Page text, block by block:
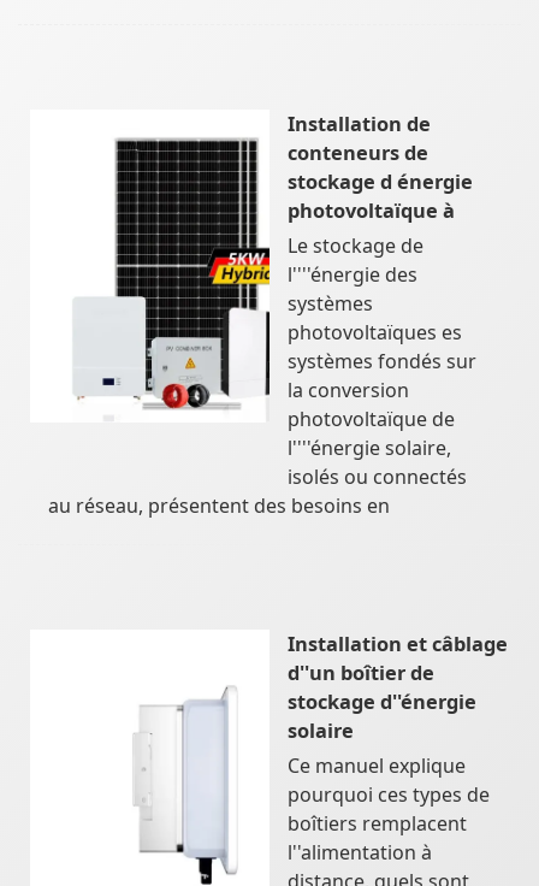
Installation de
conteneurs de
stockage d énergie
photovoltaïque à
Le stockage de
l''''énergie des
systèmes
photovoltaïques es
systèmes fondés sur
la conversion
photovoltaïque de
l''''énergie solaire,
isolés ou connectés
au réseau, présentent des besoins en
Installation et câblage
d''un boîtier de
stockage d''énergie
solaire
Ce manuel explique
pourquoi ces types de
boîtiers remplacent
l''alimentation à